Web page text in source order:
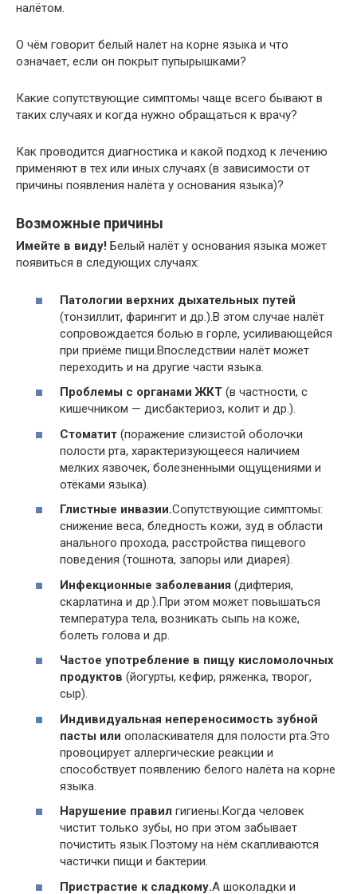
налётом.
О чём говорит белый налет на корне языка и что
означает, если он покрыт пупырышками?
Какие сопутствующие симптомы чаще всего бывают в
таких случаях и когда нужно обращаться к врачу?
Как проводится диагностика и какой подход к лечению
применяют в тех или иных случаях (в зависимости от
причины появления налёта у основания языка)?
Возможные причины
Имейте в виду! Белый налёт у основания языка может
появиться в следующих случаях:
Патологии верхних дыхательных путей
(тонзиллит, фарингит и др.).В этом случае налёт
сопровождается болью в горле, усиливающейся
при приёме пищи.Впоследствии налёт может
переходить и на другие части языка.
Проблемы с органами ЖКТ (в частности, с
кишечником — дисбактериоз, колит и др.).
Стоматит (поражение слизистой оболочки
полости рта, характеризующееся наличием
мелких язвочек, болезненными ощущениями и
отёками языка).
Глистные инвазии.Сопутствующие симптомы:
снижение веса, бледность кожи, зуд в области
анального прохода, расстройства пищевого
поведения (тошнота, запоры или диарея).
Инфекционные заболевания (дифтерия,
скарлатина и др.).При этом может повышаться
температура тела, возникать сыпь на коже,
болеть голова и др.
Частое употребление в пищу кисломолочных
продуктов (йогурты, кефир, ряженка, творог,
сыр).
Индивидуальная непереносимость зубной
пасты или ополаскивателя для полости рта.Это
провоцирует аллергические реакции и
способствует появлению белого налёта на корне
языка.
Нарушение правил гигиены.Когда человек
чистит только зубы, но при этом забывает
почистить язык.Поэтому на нём скапливаются
частички пищи и бактерии.
Пристрастие к сладкому.А шоколадки и